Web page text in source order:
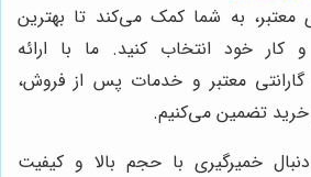
معتبر، به شما کمک می‌کند تا بهترین
کار خود انتخاب کنید. ما با ارائه
معتبر و خدمات پس از فروش،
خرید تضمین می‌کنیم.
خمیرگیری با حجم بالا و کیفیت